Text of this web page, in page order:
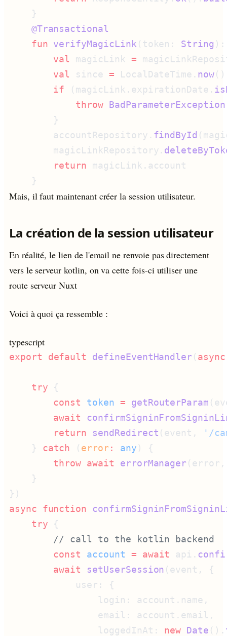
    fun
verifyMagicLink (token: String
        val
magicLink =
        val
since = LocalDateTime. now
        if
(magicLink.expirationDate.
            throw
BadParameterException
        accountRepository.
findById
        magicLinkRepository.
        return
Mais, il faut maintenant créer la session utilisateur.
La création de la session utilisateur
En réalité, le lien de l'email ne renvoie pas directement
vers le serveur kotlin, on va cette fois-ci utiliser une
route serveur Nuxt
Voici à quoi ça ressemble :
typescript
export default defineEventHandler ( async
    try
        const
token = getRouterParam
        await
        return
sendRedirect (event,
'/
    }
catch ( error : any
        throw
await errorManager
async function
    try
        const
account = await api.
        await
setUserSession
                loggedInAt:
new Date ().